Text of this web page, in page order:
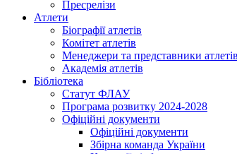
Пресрелізи
Атлети
Біографії атлетів
Комітет атлетів
Менеджери та представники атлетів
Академія атлетів
Бібліотека
Статут ФЛАУ
Програма розвитку 2024-2028
Офіційні документи
Офіційні документи
Збірна команда України